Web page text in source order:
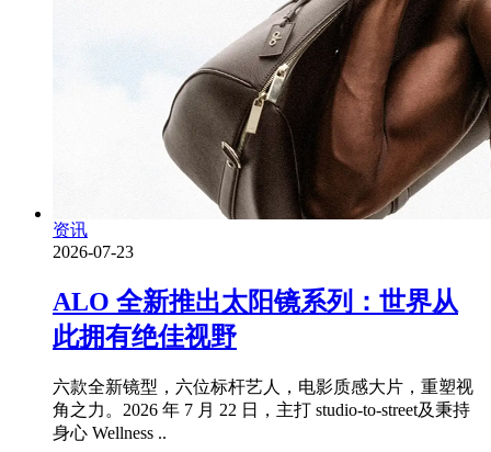
资讯
2026-07-23
ALO 全新推出太阳镜系列：世界从
此拥有绝佳视野
六款全新镜型，六位标杆艺人，电影质感大片，重塑视
角之力。2026 年 7 月 22 日，主打 studio-to-street及秉持
身心 Wellness ..